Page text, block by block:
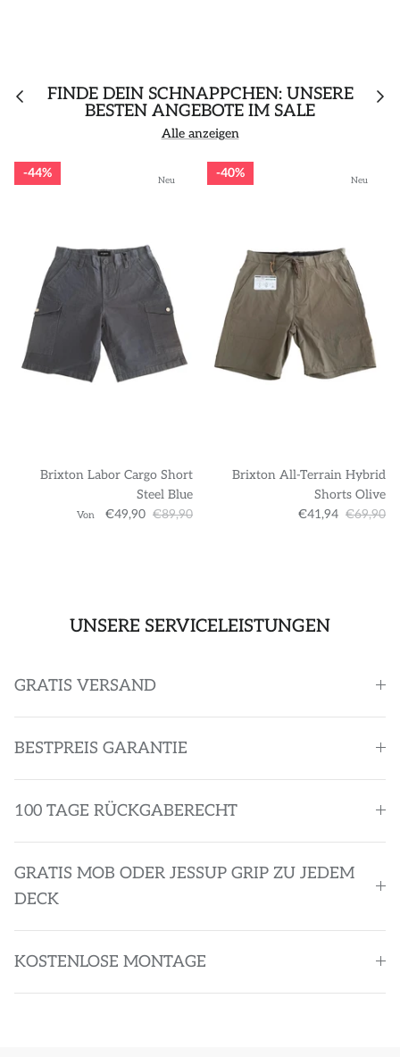
FINDE DEIN SCHNÄPPCHEN: UNSERE
BESTEN ANGEBOTE IM SALE
Alle anzeigen
Neu
44%
Brixton Labor Cargo Short
Steel Blue
Von €49,90 €89,90
Neu
40%
Brixton All-Terrain Hybrid
Shorts Olive
€41,94 €69,90
UNSERE SERVICELEISTUNGEN
GRATIS VERSAND
BESTPREIS GARANTIE
100 TAGE RÜCKGABERECHT
GRATIS MOB ODER JESSUP GRIP ZU JEDEM
DECK
KOSTENLOSE MONTAGE